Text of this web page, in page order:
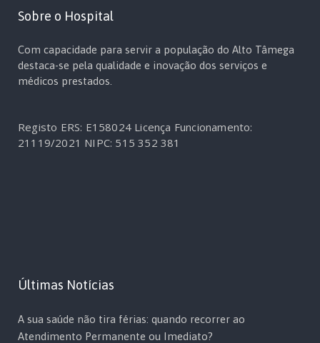
Sobre o Hospital
Com capacidade para servir a população do Alto Tâmega
destaca-se pela qualidade e inovação dos serviços e
médicos prestados.
Registo ERS: E158024 Licença Funcionamento:
21119/2021 NIPC: 515 352 381
Últimas Notícias
A sua saúde não tira férias: quando recorrer ao
Atendimento Permanente ou Imediato?